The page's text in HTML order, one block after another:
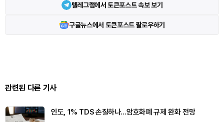
텔레그램에서 토큰포스트 속보 보기
구글뉴스에서 토큰포스트 팔로우하기
관련된 다른 기사
인도, 1% TDS 손질하나…암호화폐 규제 완화 전망